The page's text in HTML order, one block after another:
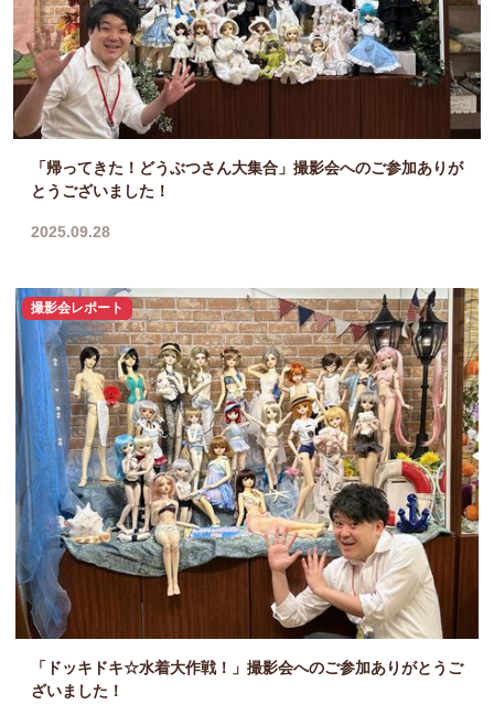
「帰ってきた！どうぶつさん大集合」撮影会へのご参加ありが
とうございました！
2025.09.28
撮影会レポート
「ドッキドキ☆水着大作戦！」撮影会へのご参加ありがとうご
ざいました！